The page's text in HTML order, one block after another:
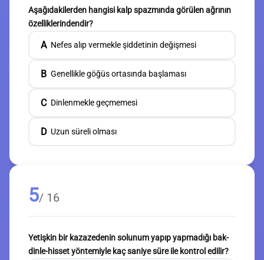
Aşağıdakilerden hangisi kalp spazmında görülen ağrının
özelliklerindendir?
A Nefes alıp vermekle şiddetinin değişmesi
B Genellikle göğüs ortasında başlaması
C Dinlenmekle geçmemesi
D Uzun süreli olması
5/ 16
Yetişkin bir kazazedenin solunum yapıp yapmadığı bak-
dinle-hisset yöntemiyle kaç saniye süre ile kontrol edilir?